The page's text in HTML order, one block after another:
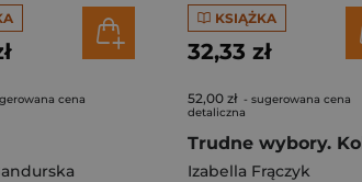
cena
KSIĄŻKA
32,33 zł
52,00 zł - sugerowana cena
detaliczna
Izabella Frączyk